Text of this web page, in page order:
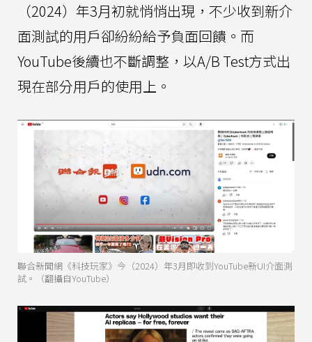
（2024）年3月初就悄悄出現，不少收到新介
面測試的用戶卻紛紛給予負面回饋。而
YouTube後續也不斷調整，以A/B Test方式出
現在部分用戶的使用上。
聯合新聞網《科技玩家》今（2024）年3月即收到YouTube新UI介面測
試。（翻攝自YouTube）